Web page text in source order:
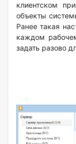
клиентском
объекты
Ранее такая
каждом
задать разово